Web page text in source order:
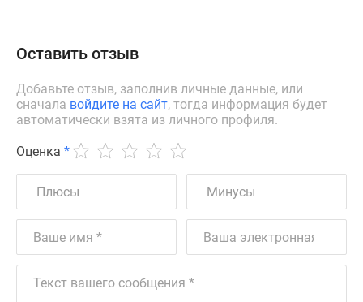
Оставить отзыв
Добавьте отзыв, заполнив личные данные, или
сначала войдите на сайт, тогда информация будет
автоматически взята из личного профиля.
Оценка *